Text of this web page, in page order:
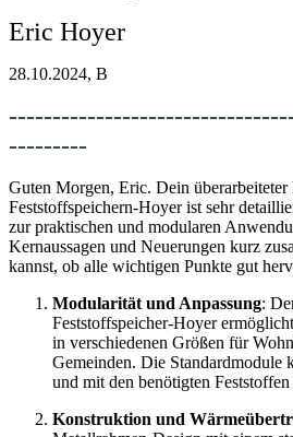
Eric Hoyer
28.10.2024, B
---------
Guten Morgen, Eric. Dein
Feststoffspeichern-Hoyer ist sehr
zur praktischen und modularen
Kernaussagen und Neuerungen kurz
kannst, ob alle wichtigen Punkte gut
Modularität und Anpassung:
Feststoffspeicher-Hoyer
in verschiedenen Größen für
Gemeinden. Die Standardmodule
und mit den benötigten
Konstruktion und